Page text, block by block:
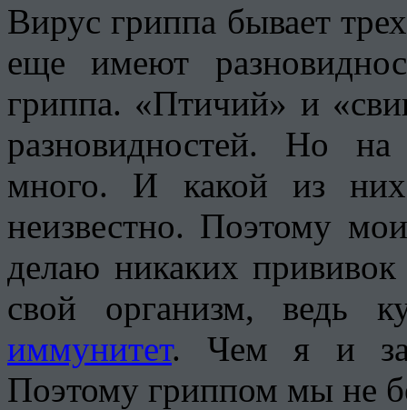
Вирус гриппа бывает
еще имеют
гриппа. «Птичий» и
разновидностей. Но
много. И какой из
неизвестно. Поэтому
делаю никаких
свой организм, ведь
иммунитет. Чем я и
Поэтому гриппом мы не